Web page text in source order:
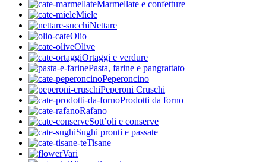
Marmellate e confetture
Miele
Nettare
Olio
Olive
Ortaggi e verdure
Pasta, farine e pangrattato
Peperoncino
Peperoni Cruschi
Prodotti da forno
Rafano
Sott’oli e conserve
Sughi pronti e passate
Tisane
Vari